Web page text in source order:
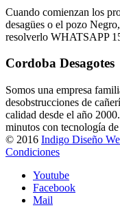
Cuando comienzan los
desagües o el pozo
resolverlo WHATSAPP
Cordoba Desagotes
Somos una empresa
desobstrucciones de
calidad desde el año
minutos con tecnología
© 2016 Indigo Diseño
Condiciones
Youtube
Facebook
Mail